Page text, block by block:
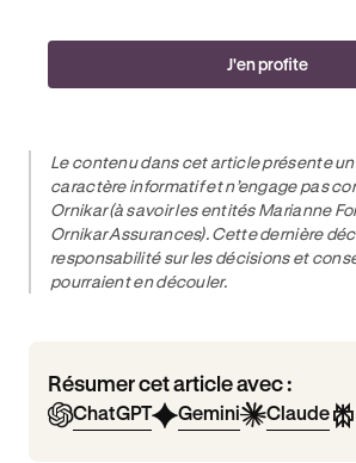
J'en profite
Le contenu dans cet article présente
caractère informatif et n’engage pas
Ornikar (à savoir les entités Marianne
Ornikar Assurances). Cette dernière
responsabilité sur les décisions et
pourraient en découler.
Résumer cet article avec :
ChatGPT Gemini Claude